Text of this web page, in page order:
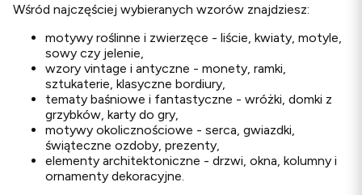
Wśród najczęściej wybieranych wzorów znajdziesz:
motywy roślinne i zwierzęce - liście, kwiaty, motyle,
sowy czy jelenie,
wzory vintage i antyczne - monety, ramki,
sztukaterie, klasyczne bordiury,
tematy baśniowe i fantastyczne - wróżki, domki z
grzybków, karty do gry,
motywy okolicznościowe - serca, gwiazdki,
świąteczne ozdoby, prezenty,
elementy architektoniczne - drzwi, okna, kolumny i
ornamenty dekoracyjne.